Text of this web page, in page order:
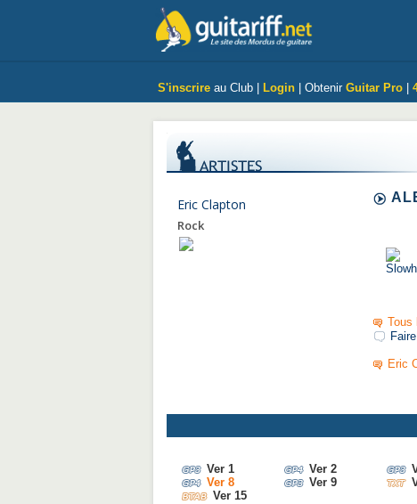
S'inscrire au Club | Login | Obtenir Guitar Pro
Eric Clapton
Rock
Tous
Eric
Ver 1 Ver 2
Ver 8
Ver 9
Ver 15